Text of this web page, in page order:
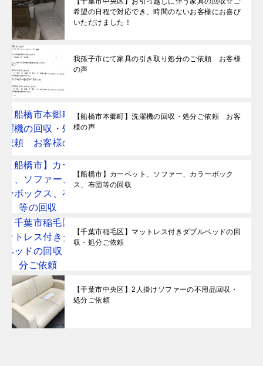
希望の日程で対応でき、時間のないお客様にお喜び
いただけました！
我孫子市にて家具の引き取り処分のご依頼 お客様
の声
【船橋市本郷町】洗濯機の回収・処分ご依頼 お客
様の声
【船橋市】カーペット、ソファー、カラーボック
ス、布団等の回収
【千葉市稲毛区】マットレス付きダブルベッドの回
収・処分ご依頼
【千葉市中央区】2人掛けソファーの不用品回収・
処分ご依頼